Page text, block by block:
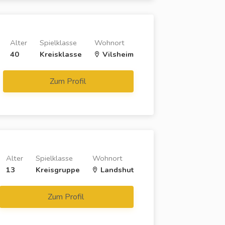
Wohnort
Vilsheim
Spielklasse
Kreisklasse
Alter
40
Zum Profil
Wohnort
Landshut
Spielklasse
Kreisgruppe
Alter
13
Zum Profil